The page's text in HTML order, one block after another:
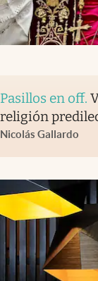
Pasillos en off.
religión
Nicolás Gallardo